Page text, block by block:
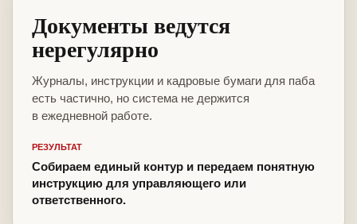
Документы ведутся
нерегулярно
Журналы, инструкции и кадровые бумаги для паба
есть частично, но система не держится
в ежедневной работе.
РЕЗУЛЬТАТ
Собираем единый контур и передаем понятную
инструкцию для управляющего или
ответственного.